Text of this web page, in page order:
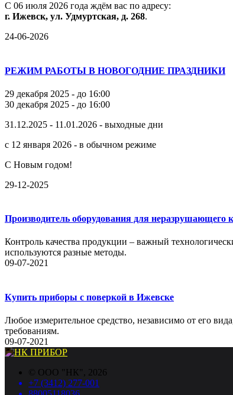
С 06 июля 2026 года ждём вас по адресу:
г. Ижевск, ул. Удмуртская, д. 268.
24-06-2026
РЕЖИМ РАБОТЫ В НОВОГОДНИЕ ПРАЗДНИКИ
29 декабря 2025 - до 16:00
30 декабря 2025 - до 16:00
31.12.2025 - 11.01.2026 - выходные дни
с 12 января 2026 - в обычном режиме
С Новым годом!
29-12-2025
Производитель оборудования для неразрушающего
Контроль качества продукции – важный
используются разные методы.
09-07-2021
Купить приборы с поверкой в Ижевске
Любое измерительное средство, независимо от его
требованиям.
09-07-2021
© ООО "НК", 2026
+7 (3412) 277-001